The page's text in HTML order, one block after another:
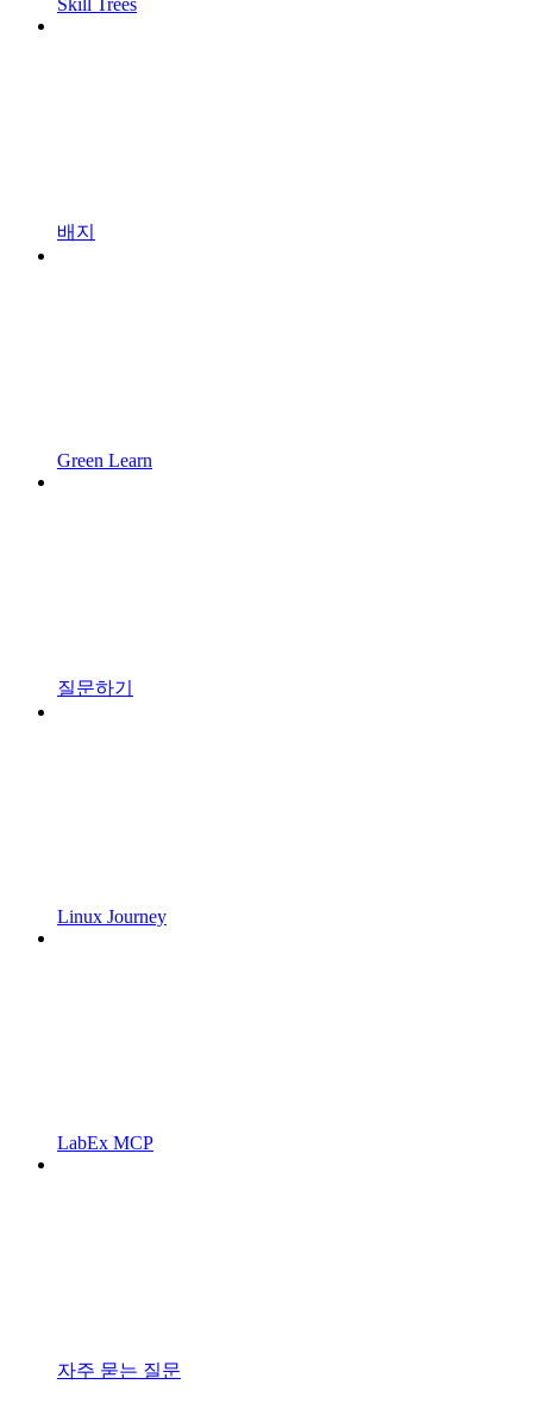
Skill Trees
배지
Green Learn
질문하기
Linux Journey
LabEx MCP
자주 묻는 질문